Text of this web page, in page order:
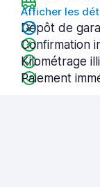
Afficher les
Dépôt de
Confirmation
Kilométrage
Paiement